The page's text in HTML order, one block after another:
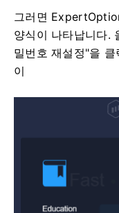
그러면
양식이 나타납니다.
밀번호 재설정"을
이